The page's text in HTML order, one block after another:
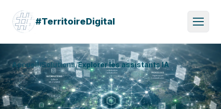
#TerritoireDigital
Accueil/Solutions/Explorer les assistants IA